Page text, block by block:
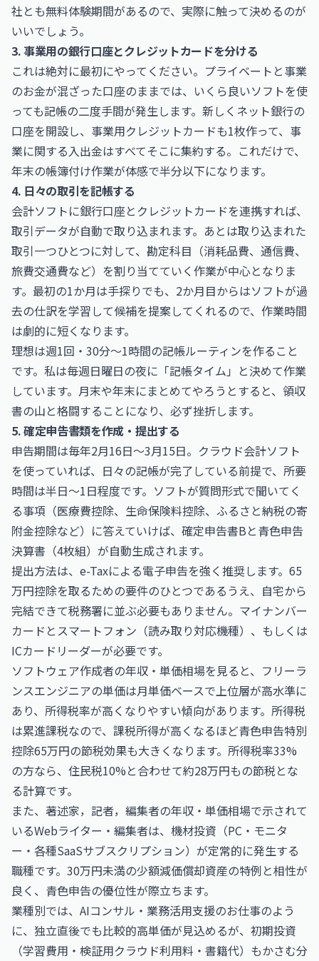
社とも無料体験期間があるので、実際に触って決めるのが
いいでしょう。
3. 事業用の銀行口座とクレジットカードを分ける
これは絶対に最初にやってください。プライベートと事業
のお金が混ざった口座のままでは、いくら良いソフトを使
っても記帳の二度手間が発生します。新しくネット銀行の
口座を開設し、事業用クレジットカードも1枚作って、事
業に関する入出金はすべてそこに集約する。これだけで、
年末の帳簿付け作業が体感で半分以下になります。
4. 日々の取引を記帳する
会計ソフトに銀行口座とクレジットカードを連携すれば、
取引データが自動で取り込まれます。あとは取り込まれた
取引一つひとつに対して、勘定科目（消耗品費、通信費、
旅費交通費など）を割り当てていく作業が中心となりま
す。最初の1か月は手探りでも、2か月目からはソフトが過
去の仕訳を学習して候補を提案してくれるので、作業時間
は劇的に短くなります。
理想は週1回・30分〜1時間の記帳ルーティンを作ること
です。私は毎週日曜日の夜に「記帳タイム」と決めて作業
しています。月末や年末にまとめてやろうとすると、領収
書の山と格闘することになり、必ず挫折します。
5. 確定申告書類を作成・提出する
申告期間は毎年2月16日〜3月15日。クラウド会計ソフト
を使っていれば、日々の記帳が完了している前提で、所要
時間は半日〜1日程度です。ソフトが質問形式で聞いてく
る事項（医療費控除、生命保険料控除、ふるさと納税の寄
附金控除など）に答えていけば、確定申告書Bと青色申告
決算書（4枚組）が自動生成されます。
提出方法は、e-Taxによる電子申告を強く推奨します。65
万円控除を取るための要件のひとつであるうえ、自宅から
完結できて税務署に並ぶ必要もありません。マイナンバー
カードとスマートフォン（読み取り対応機種）、もしくは
ICカードリーダーが必要です。
ソフトウェア作成者の年収・単価相場を見ると、フリーラ
ンスエンジニアの単価は月単価ベースで上位層が高水準に
あり、所得税率が高くなりやすい傾向があります。所得税
は累進課税なので、課税所得が高くなるほど青色申告特別
控除65万円の節税効果も大きくなります。所得税率33%
の方なら、住民税10%と合わせて約28万円もの節税とな
る計算です。
また、 著述家，記者，編集者の年収・単価相場で示されて
いるWebライター・編集者は、機材投資（PC・モニタ
ー・各種SaaSサブスクリプション）が定常的に発生する
職種です。30万円未満の少額減価償却資産の特例と相性が
良く、青色申告の優位性が際立ちます。
業種別では、 AIコンサル・業務活用支援のお仕事のよう
に、独立直後でも比較的高単価が見込めるが、初期投資
（学習費用・検証用クラウド利用料・書籍代）もかさむ分